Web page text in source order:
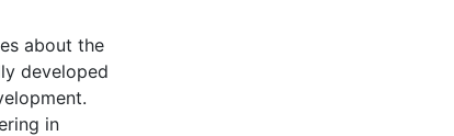
about the
developed
in